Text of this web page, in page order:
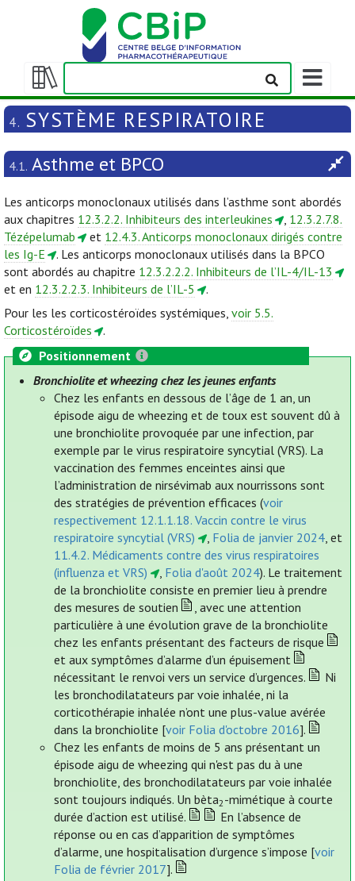
Afficher/masquer
la
table
matières
Afficher/
la
barre
navigation
4. SYSTÈME RESPIRATOIRE
4.1. Asthme et BPCO
Les anticorps monoclonaux utilisés dans l’asthme sont abordés
aux chapitres 12.3.2.2. Inhibiteurs des interleukines , 12.3.2.7.8.
Tézépelumab
et 12.4.3. Anticorps monoclonaux dirigés contre
les Ig-E
. Les anticorps monoclonaux utilisés dans la BPCO
sont abordés au chapitre 12.3.2.2.2. Inhibiteurs de l’IL-4/IL-13
et en 12.3.2.2.3. Inhibiteurs de l’IL-5
.
Pour les les corticostéroïdes systémiques, voir 5.5.
Corticostéroïdes
.
Positionnement
Bronchiolite et wheezing chez les jeunes enfants
Chez les enfants en dessous de l’âge de 1 an, un
épisode aigu de wheezing et de toux est souvent dû à
une bronchiolite provoquée par une infection, par
exemple par le virus respiratoire syncytial (VRS). La
vaccination des femmes enceintes ainsi que
l’administration de nirsévimab aux nourrissons sont
des stratégies de prévention efficaces (voir
respectivement 12.1.1.18. Vaccin contre le virus
respiratoire syncytial (VRS)
, Folia de janvier 2024, et
11.4.2. Médicaments contre des virus respiratoires
(influenza et VRS)
, Folia d'août 2024). Le traitement
de la bronchiolite consiste en premier lieu à prendre
des mesures de soutien
, avec une attention
particulière à une évolution grave de la bronchiolite
chez les enfants présentant des facteurs de risque
et aux symptômes d’alarme d’un épuisement
nécessitant le renvoi vers un service d’urgences.
Ni
les bronchodilatateurs par voie inhalée, ni la
corticothérapie inhalée n’ont une plus-value avérée
dans la bronchiolite [voir Folia d'octobre 2016].
Chez les enfants de moins de 5 ans présentant un
épisode aigu de wheezing qui n'est pas du à une
bronchiolite, des bronchodilatateurs par voie inhalée
sont toujours indiqués. Un bèta2-mimétique à courte
durée d’action est utilisé.
En l’absence de
réponse ou en cas d’apparition de symptômes
d’alarme, une hospitalisation d’urgence s’impose [voir
Folia de février 2017].